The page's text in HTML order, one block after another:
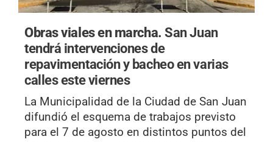
Obras viales en marcha.San Juan
tendrá intervenciones de
repavimentación y bacheo en varias
calles este viernes
La Municipalidad de la Ciudad de San Juan
difundió el esquema de trabajos previsto
para el 7 de agosto en distintos puntos del